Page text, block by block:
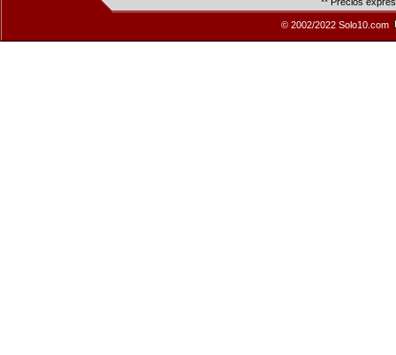
© 2002/2022 Solo10.com